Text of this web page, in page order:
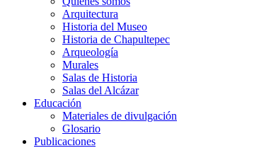
Arquitectura
Historia del Museo
Historia de Chapultepec
Arqueología
Murales
Salas de Historia
Salas del Alcázar
Educación
Materiales de divulgación
Glosario
Publicaciones